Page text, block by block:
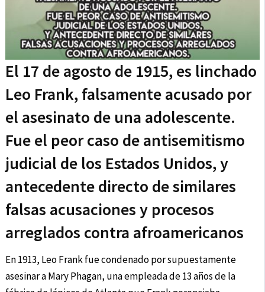
El 17 de agosto de 1915, es linchado
Leo Frank, falsamente acusado por
el asesinato de una adolescente.
Fue el peor caso de antisemitismo
judicial de los Estados Unidos, y
antecedente directo de similares
falsas acusaciones y procesos
arreglados contra afroamericanos
En 1913, Leo Frank fue condenado por supuestamente
asesinar a Mary Phagan, una empleada de 13 años de la